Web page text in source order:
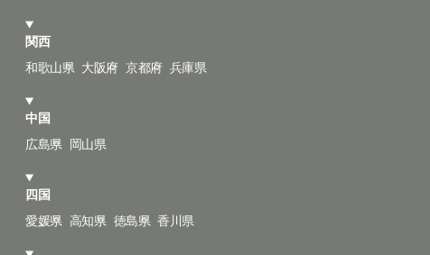
関西
和歌山県 大阪府 京都府 兵庫県
中国
広島県 岡山県
四国
愛媛県 高知県 徳島県 香川県